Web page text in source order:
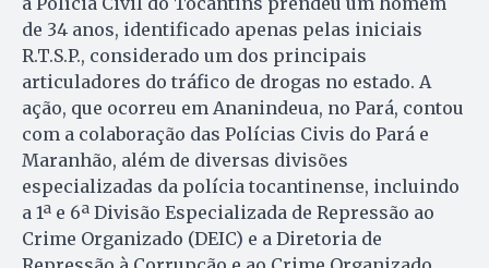
de 34 anos, identificado apenas pelas iniciais
R.T.S.P., considerado um dos principais
articuladores do tráfico de drogas no estado. A
ação, que ocorreu em Ananindeua, no Pará, contou
com a colaboração das Polícias Civis do Pará e
Maranhão, além de diversas divisões
especializadas da polícia tocantinense, incluindo
a 1ª e 6ª Divisão Especializada de Repressão ao
Crime Organizado (DEIC) e a Diretoria de